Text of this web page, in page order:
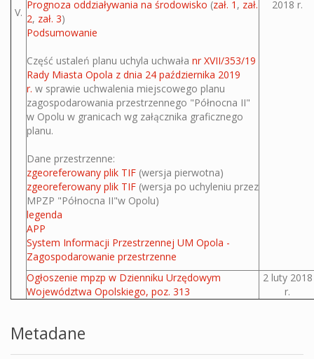
V.
Prognoza oddziaływania na środowisko (zał. 1 , zał.
2, zał. 3)
Podsumowanie
Część ustaleń planu uchyla uchwała nr XVII/353/19
Rady Miasta Opola z dnia 24 października 2019
r. w sprawie uchwalenia miejscowego planu
zagospodarowania przestrzennego "Północna II"
w Opolu w granicach wg załącznika graficznego
planu.
Dane przestrzenne:
zgeoreferowany plik TIF (wersja pierwotna)
zgeoreferowany plik TIF (wersja po uchyleniu przez
MPZP "Północna II"w Opolu)
legenda
APP
System Informacji Przestrzennej UM Opola -
Zagospodarowanie przestrzenne
2018 r.
Ogłoszenie mpzp w Dzienniku Urzędowym
Województwa Opolskiego, poz. 313
2 luty 2018
r.
Metadane